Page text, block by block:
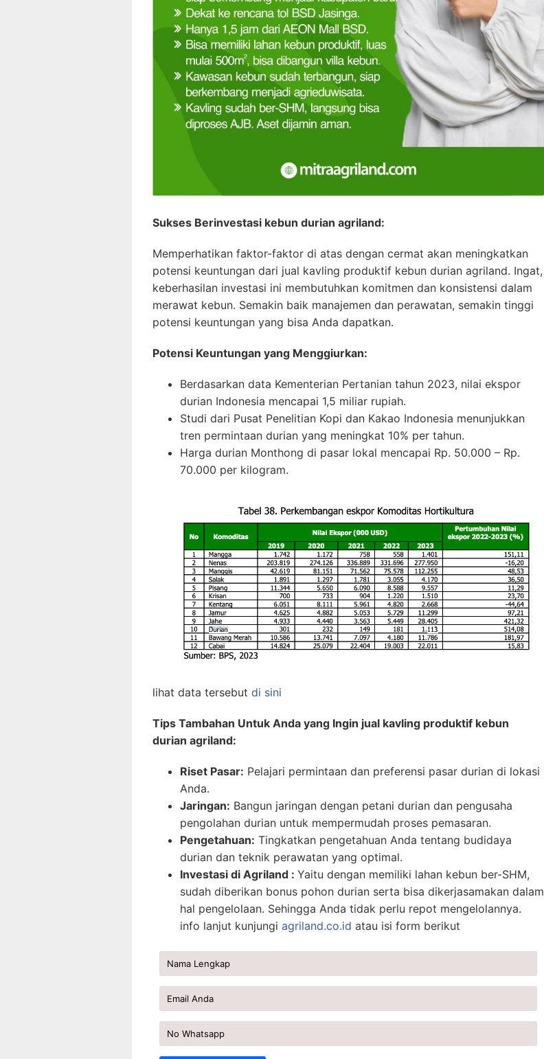
Sukses Berinvestasi kebun durian agriland:
Memperhatikan faktor-faktor di atas dengan cermat akan meningkatkan
potensi keuntungan dari jual kavling produktif kebun durian agriland. Ingat,
keberhasilan investasi ini membutuhkan komitmen dan konsistensi dalam
merawat kebun. Semakin baik manajemen dan perawatan, semakin tinggi
potensi keuntungan yang bisa Anda dapatkan.
Potensi Keuntungan yang Menggiurkan:
Berdasarkan data Kementerian Pertanian tahun 2023, nilai ekspor
durian Indonesia mencapai 1,5 miliar rupiah.
Studi dari Pusat Penelitian Kopi dan Kakao Indonesia menunjukkan
tren permintaan durian yang meningkat 10% per tahun.
Harga durian Monthong di pasar lokal mencapai Rp. 50.000 – Rp.
70.000 per kilogram.
lihat data tersebut di sini
Tips Tambahan Untuk Anda yang Ingin jual kavling produktif kebun
durian agriland:
Riset Pasar: Pelajari permintaan dan preferensi pasar durian di lokasi
Anda.
Jaringan: Bangun jaringan dengan petani durian dan pengusaha
pengolahan durian untuk mempermudah proses pemasaran.
Pengetahuan: Tingkatkan pengetahuan Anda tentang budidaya
durian dan teknik perawatan yang optimal.
Investasi di Agriland : Yaitu dengan memiliki lahan kebun ber-SHM,
sudah diberikan bonus pohon durian serta bisa dikerjasamakan dalam
hal pengelolaan. Sehingga Anda tidak perlu repot mengelolannya.
info lanjut kunjungi agriland.co.id atau isi form berikut